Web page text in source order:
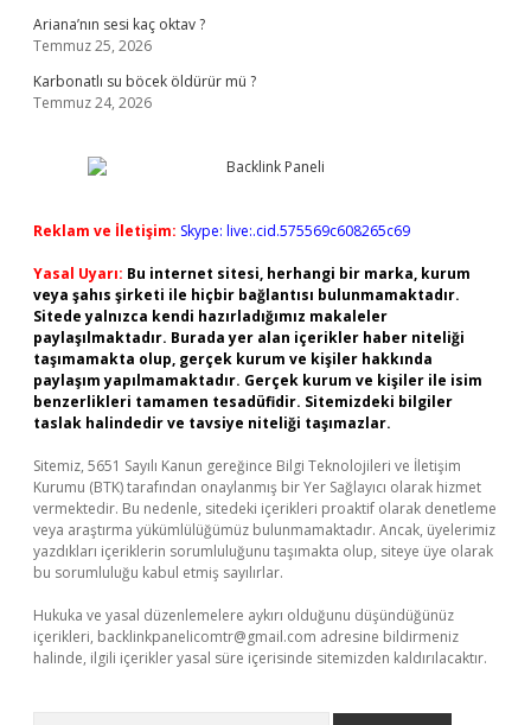
Ariana’nın sesi kaç oktav ?
Temmuz 25, 2026
Karbonatlı su böcek öldürür mü ?
Temmuz 24, 2026
Reklam ve İletişim: Skype: live:.cid.575569c608265c69
Yasal Uyarı: Bu internet sitesi, herhangi bir marka, kurum
veya şahıs şirketi ile hiçbir bağlantısı bulunmamaktadır.
Sitede yalnızca kendi hazırladığımız makaleler
paylaşılmaktadır. Burada yer alan içerikler haber niteliği
taşımamakta olup, gerçek kurum ve kişiler hakkında
paylaşım yapılmamaktadır. Gerçek kurum ve kişiler ile isim
benzerlikleri tamamen tesadüfidir. Sitemizdeki bilgiler
taslak halindedir ve tavsiye niteliği taşımazlar.
Sitemiz, 5651 Sayılı Kanun gereğince Bilgi Teknolojileri ve İletişim
Kurumu (BTK) tarafından onaylanmış bir Yer Sağlayıcı olarak hizmet
vermektedir. Bu nedenle, sitedeki içerikleri proaktif olarak denetleme
veya araştırma yükümlülüğümüz bulunmamaktadır. Ancak, üyelerimiz
yazdıkları içeriklerin sorumluluğunu taşımakta olup, siteye üye olarak
bu sorumluluğu kabul etmiş sayılırlar.
Hukuka ve yasal düzenlemelere aykırı olduğunu düşündüğünüz
içerikleri, backlinkpanelicomtr@gmail.com adresine bildirmeniz
halinde, ilgili içerikler yasal süre içerisinde sitemizden kaldırılacaktır.